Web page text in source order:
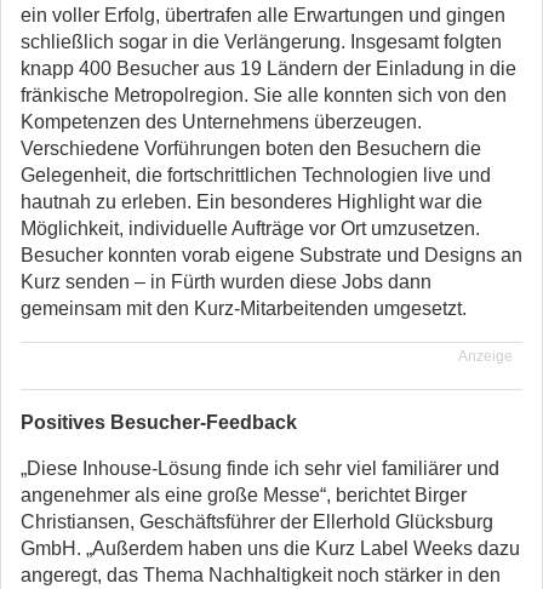
ein voller Erfolg, übertrafen alle Erwartungen und gingen
schließlich sogar in die Verlängerung. Insgesamt folgten
knapp 400 Besucher aus 19 Ländern der Einladung in die
fränkische Metropolregion. Sie alle konnten sich von den
Kompetenzen des Unternehmens überzeugen.
Verschiedene Vorführungen boten den Besuchern die
Gelegenheit, die fortschrittlichen Technologien live und
hautnah zu erleben. Ein besonderes Highlight war die
Möglichkeit, individuelle Aufträge vor Ort umzusetzen.
Besucher konnten vorab eigene Substrate und Designs an
Kurz senden – in Fürth wurden diese Jobs dann
gemeinsam mit den Kurz-Mitarbeitenden umgesetzt.
Anzeige
Positives Besucher-Feedback
„Diese Inhouse-Lösung finde ich sehr viel familiärer und
angenehmer als eine große Messe“, berichtet Birger
Christiansen, Geschäftsführer der Ellerhold Glücksburg
GmbH. „Außerdem haben uns die Kurz Label Weeks dazu
angeregt, das Thema Nachhaltigkeit noch stärker in den